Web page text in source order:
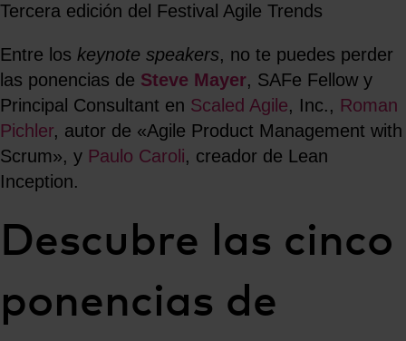
Tercera edición del Festival Agile Trends
Entre los keynote speakers, no te puedes perder
las ponencias de Steve Mayer, SAFe Fellow y
Principal Consultant en Scaled Agile, Inc., Roman
Pichler, autor de «Agile Product Management with
Scrum», y Paulo Caroli, creador de Lean
Inception.
Descubre las cinco
ponencias de